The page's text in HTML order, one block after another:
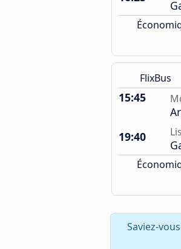
FlixBus
15:45
19:40
Saviez-